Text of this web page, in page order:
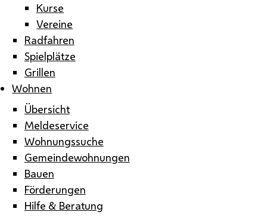
Kurse
Vereine
Radfahren
Spielplätze
Grillen
Wohnen
Übersicht
Meldeservice
Wohnungssuche
Gemeindewohnungen
Bauen
Förderungen
Hilfe & Beratung